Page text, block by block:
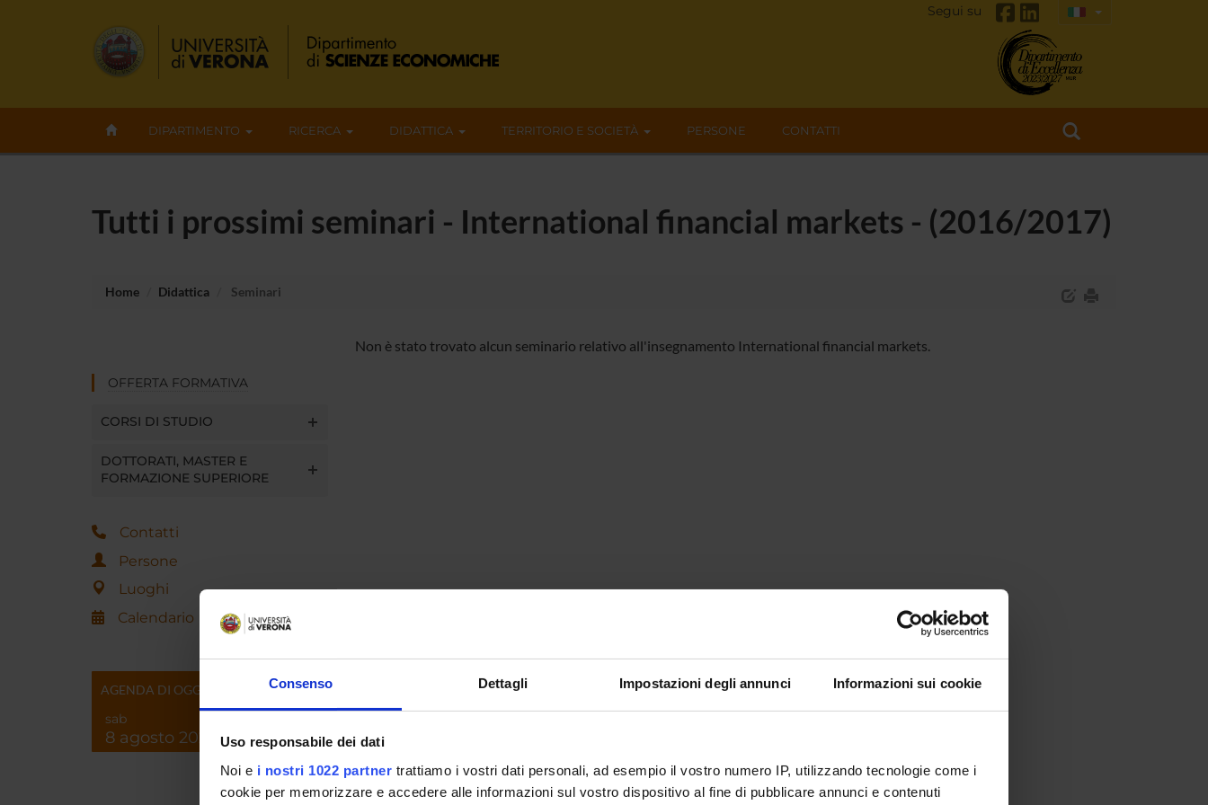
Consenso Dettagli Impostazioni degli annunci Informazioni sui cookie
Uso responsabile dei dati
Noi e i nostri 1022 partner trattiamo i vostri dati personali, ad esempio il vostro numero IP, utilizzando tecnologie come i
cookie per memorizzare e accedere alle informazioni sul vostro dispositivo al fine di pubblicare annunci e contenuti
Segui su
DIPARTIMENTO RICERCA DIDATTICA TERRITORIO E SOCIETÀ PERSONE CONTATTI
Tutti i prossimi seminari - International financial markets - (2016/2017)
Home Didattica Seminari
OFFERTA FORMATIVA
CORSI DI STUDIO
DOTTORATI, MASTER E
FORMAZIONE SUPERIORE
Contatti
Persone
Luoghi
Calendario
AGENDA DI OGGI
sab
8 agosto 2026
Non è stato trovato alcun seminario relativo all'insegnamento International financial markets.